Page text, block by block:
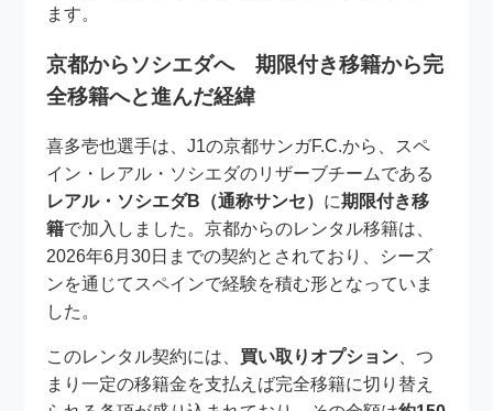
ます。
京都からソシエダへ 期限付き移籍から完
全移籍へと進んだ経緯
喜多壱也選手は、J1の京都サンガF.C.から、スペ
イン・レアル・ソシエダのリザーブチームである
レアル・ソシエダB（通称サンセ） に期限付き移
籍で加入しました。京都からのレンタル移籍は、
2026年6月30日までの契約とされており、シーズ
ンを通じてスペインで経験を積む形となっていま
した。
このレンタル契約には、 買い取りオプション、つ
まり一定の移籍金を支払えば完全移籍に切り替え